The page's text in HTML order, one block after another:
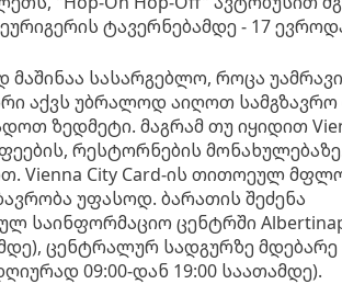
ტავერნებამდე - 17
სასარგებლო, როცა უამრავი
აქვს უბრალოდ აიღოთ
ზედმეტი. მაგრამ თუ იყიდით
რესტორნების
Vienna City Card-ის თითოეულ
უფასოდ. ბარათის შეძენა
საინფორმაციო ცენტრში
ცენტრალურ სადგურზე მდებარე
09:00-დან 19:00 საათამდე).